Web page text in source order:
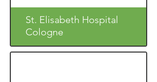
St. Elisabeth Hospital
Cologne